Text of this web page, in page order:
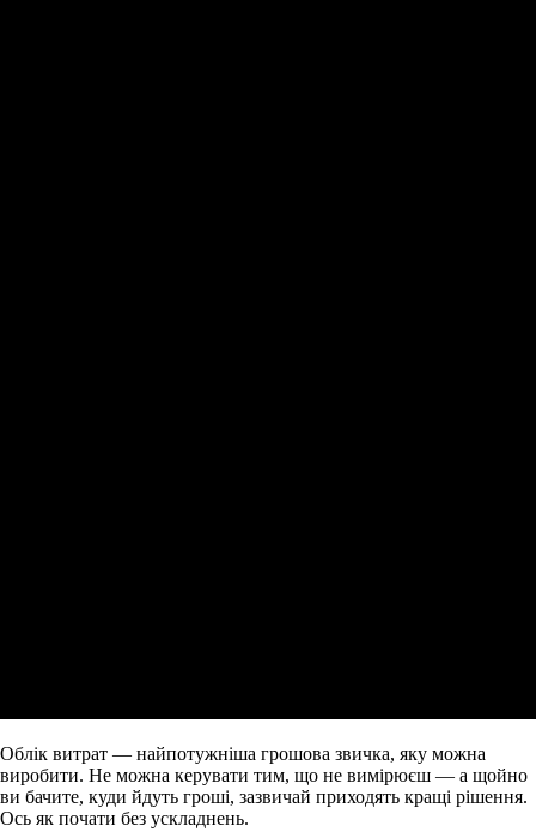
Облік витрат — найпотужніша грошова звичка, яку можна
виробити. Не можна керувати тим, що не вимірюєш — а щойно
ви бачите, куди йдуть гроші, зазвичай приходять кращі рішення.
Ось як почати без ускладнень.